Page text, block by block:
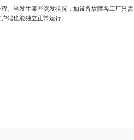
。当发生某些突发状况，如设备故障各工厂只需
端也能独立正常运行。